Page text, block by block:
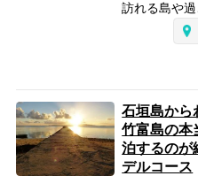
訪れる島や
石垣島から
竹富島の本
泊するのが
デルコース